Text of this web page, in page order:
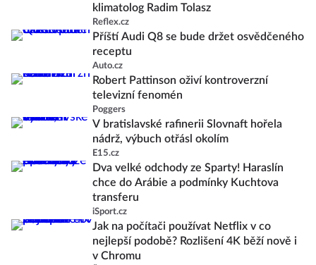
klimatolog Radim Tolasz
Reflex.cz
Příští Audi Q8 se bude držet osvědčeného
receptu
Auto.cz
Robert Pattinson oživí kontroverzní
televizní fenomén
Poggers
V bratislavské rafinerii Slovnaft hořela
nádrž, výbuch otřásl okolím
E15.cz
Dva velké odchody ze Sparty! Haraslín
chce do Arábie a podmínky Kuchtova
transferu
iSport.cz
Jak na počítači používat Netflix v co
nejlepší podobě? Rozlišení 4K běží nově i
v Chromu